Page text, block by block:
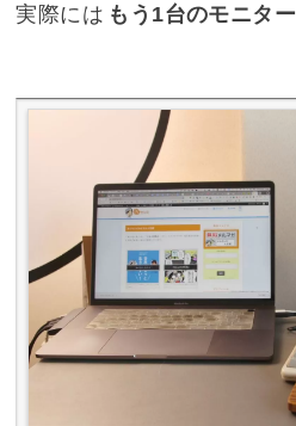
実際には もう1台のモニター